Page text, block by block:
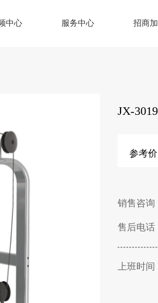
中心 服务中心 招商
JX-
参考
销售咨询
售后电话
上班时